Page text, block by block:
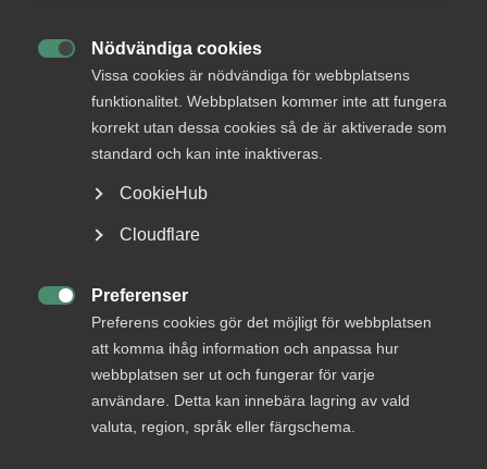
Nödvändiga cookies
Vissa cookies är nödvändiga för webbplatsens
funktionalitet. Webbplatsen kommer inte att fungera
korrekt utan dessa cookies så de är aktiverade som
standard och kan inte inaktiveras.
CookieHub
Cloudflare
Preferenser
Preferens cookies gör det möjligt för webbplatsen
att komma ihåg information och anpassa hur
webbplatsen ser ut och fungerar för varje
användare. Detta kan innebära lagring av vald
valuta, region, språk eller färgschema.
Logga in på Arbetsgivarguiden
Sök på almega.se
Cookie-inställningar
Besvarad
Justitiedepartementet
Svar senast
Bli en del av framtidens
arbetsliv
Om Almega
Bli medlem